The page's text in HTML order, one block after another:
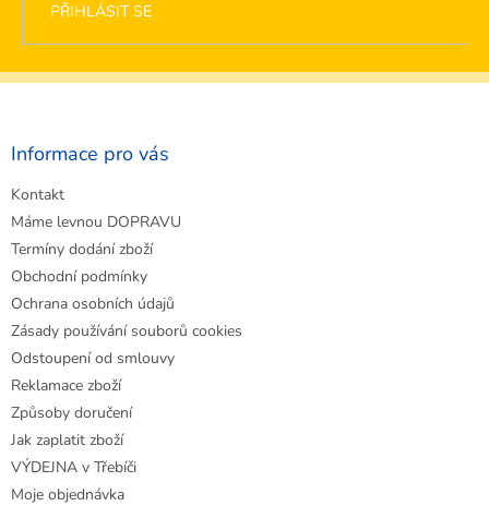
PŘIHLÁSIT SE
Z
Informace pro vás
Kontakt
Máme levnou DOPRAVU
Termíny dodání zboží
Obchodní podmínky
Ochrana osobních údajů
Zásady používání souborů cookies
Odstoupení od smlouvy
Reklamace zboží
Způsoby doručení
Jak zaplatit zboží
VÝDEJNA v Třebíči
Moje objednávka